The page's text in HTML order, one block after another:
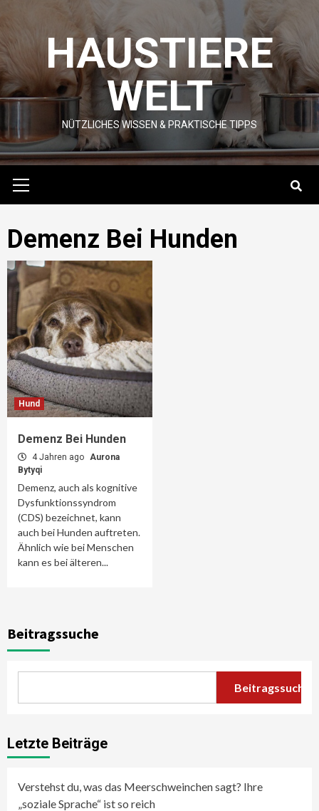
content HAUSTIERE
WELT
NÜTZLICHES WISSEN & PRAKTISCHE TIPPS
Menu
Demenz Bei Hunden
Hund
Demenz Bei Hunden
4 Jahren ago Aurona
Bytyqi
Demenz, auch als kognitive
Dysfunktionssyndrom
(CDS) bezeichnet, kann
auch bei Hunden auftreten.
Ähnlich wie bei Menschen
kann es bei älteren...
Beitragssuche
Beitragssuche
Letzte Beiträge
Verstehst du, was das Meerschweinchen sagt? Ihre
„soziale Sprache“ ist so reich